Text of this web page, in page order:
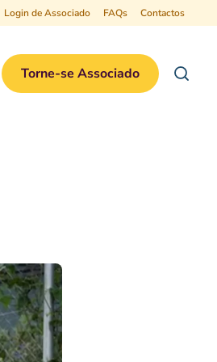
Login de Associado FAQs Contactos
Torne-se Associado